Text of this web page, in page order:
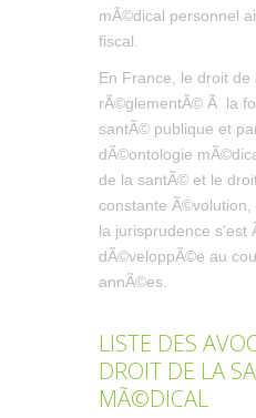
mÃ©dical personnel
fiscal.
En France, le droit
rÃ©glementÃ© Ã la
santÃ© publique et
dÃ©ontologie
de la santÃ© et le
constante
la jurisprudence s'est
dÃ©veloppÃ©e au
annÃ©es.
LISTE DES
DROIT DE LA
MÃ©DICAL